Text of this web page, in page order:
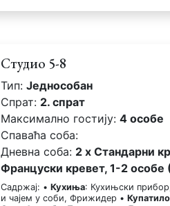
Студио 5-8
Тип:Једнособан
Спрат: 2. спрат
Максимално гостију:4 особе
Спаваћа соба:
Дневна соба: 2 x Стандарни
Француски кревет, 1-2
Садржај: •Кухиња: Кухињски
и чајем у соби, Фрижидер •Купатило